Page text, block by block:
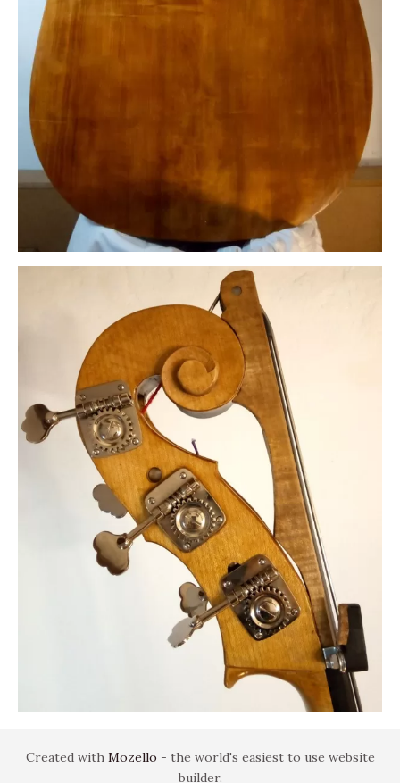
Created with Mozello - the world's easiest to use website
builder.